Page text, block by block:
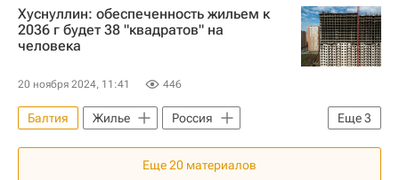
Хуснуллин: обеспеченность жильем к
2036 г будет 38 "квадратов" на
человека
20 ноября 2024, 11:41 446
Еще3
Балтия Жилье
Россия
Москва
Марат Хуснуллин
Совет Федерации РФ
Еще20 материалов